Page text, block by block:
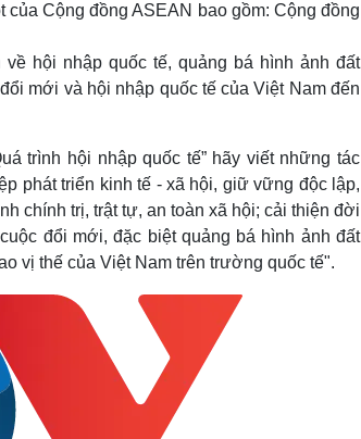
Cộng đồng ASEAN bao gồm: Cộng đồng
hội nhập quốc tế, quảng bá hình ảnh đất
mới và hội nhập quốc tế của Việt Nam đến
trình hội nhập quốc tế” hãy viết những tác
phát triển kinh tế - xã hội, giữ vững độc lập,
chính trị, trật tự, an toàn xã hội; cải thiện đời
đổi mới, đặc biệt quảng bá hình ảnh đất
vị thế của Việt Nam trên trường quốc tế".